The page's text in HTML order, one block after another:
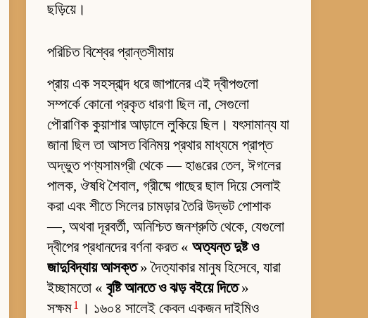
ছড়িয়ে।
পরিচিত বিশ্বের প্রান্তসীমায়
প্রায় এক সহস্রাব্দ ধরে জাপানের এই দ্বীপগুলো
সম্পর্কে কোনো প্রকৃত ধারণা ছিল না, সেগুলো
পৌরাণিক কুয়াশার আড়ালে লুকিয়ে ছিল। যৎসামান্য যা
জানা ছিল তা আসত বিনিময় প্রথার মাধ্যমে প্রাপ্ত
অদ্ভুত পণ্যসামগ্রী থেকে — হাঙরের তেল, ঈগলের
পালক, ঔষধি শৈবাল, গ্রীষ্মে গাছের ছাল দিয়ে সেলাই
করা এবং শীতে সিলের চামড়ার তৈরি উদ্ভট পোশাক
—, অথবা দূরবর্তী, অনিশ্চিত জনশ্রুতি থেকে, যেগুলো
দ্বীপের প্রধানদের বর্ণনা করত «অত্যন্ত দুষ্ট ও
জাদুবিদ্যায় আসক্ত» দৈত্যাকার মানুষ হিসেবে, যারা
ইচ্ছামতো «বৃষ্টি আনতে ও ঝড় বইয়ে দিতে»
সক্ষম1
। ১৬০৪ সালেই কেবল একজন দাইমিও